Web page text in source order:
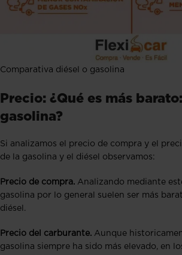
Comparativa diésel o gasolina
Precio: ¿Qué es más
gasolina?
Si analizamos el precio de compra y el
de la gasolina y el diésel observamos:
Precio de compra. Analizando mediante
gasolina por lo general suelen ser más
diésel.
Precio del carburante. Aunque
gasolina siempre ha sido más elevado, en